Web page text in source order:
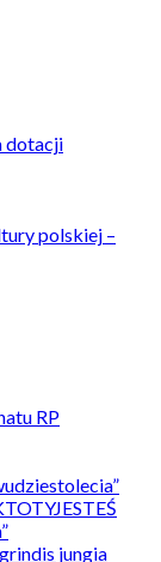
dotacji
polskiej –
RP
jungia